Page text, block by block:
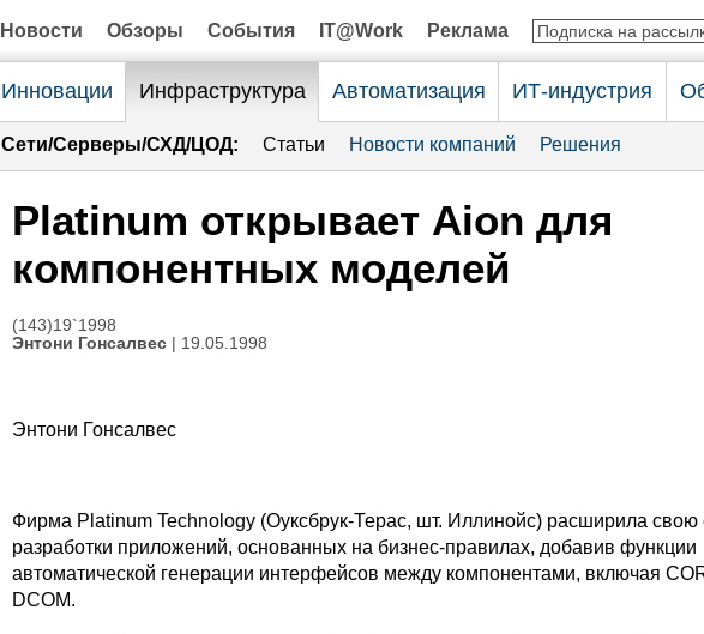
Новости Обзоры События IT@Work Реклама
Инновации Инфраструктура Автоматизация ИТ-индустрия
Сети/Серверы/СХД/ЦОД: Статьи Новости компаний Решения
Platinum открывает Aion для
компонентных моделей
(143)19`1998
Энтони Гонсалвес | 19.05.1998
Энтони Гонсалвес
Фирма Platinum Technology (Оуксбрук-Терас, шт. Иллинойс) расширила свою
разработки приложений, основанных на бизнес-правилах, добавив функции
автоматической генерации интерфейсов между компонентами, включая
DCOM.